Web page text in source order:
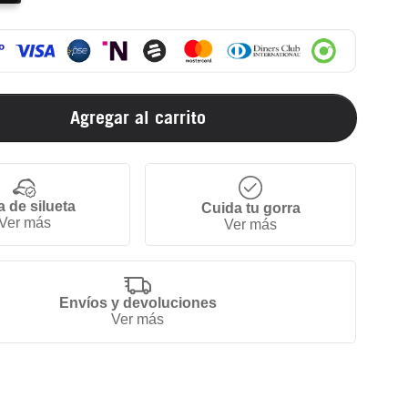
Agregar al carrito
de silueta
más
Cuida tu gorra
Ver más
Envíos y devoluciones
Ver más